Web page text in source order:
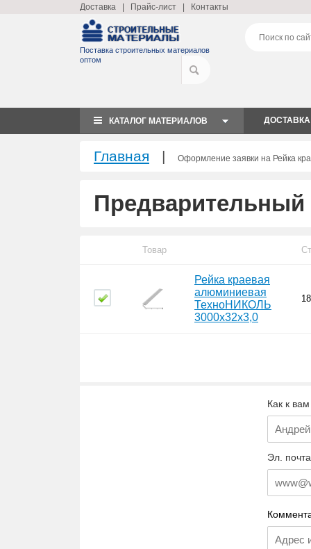
Доставка Прайс-лист Контакты
Поставка строительных материалов
оптом
КАТАЛОГ МАТЕРИАЛОВ ДОСТАВКА
Главная | Оформление заявки на Рейка
Предварительный
Товар
Рейка краевая
алюминиевая
ТехноНИКОЛЬ
3000х32х3,0
Как к
Эл.